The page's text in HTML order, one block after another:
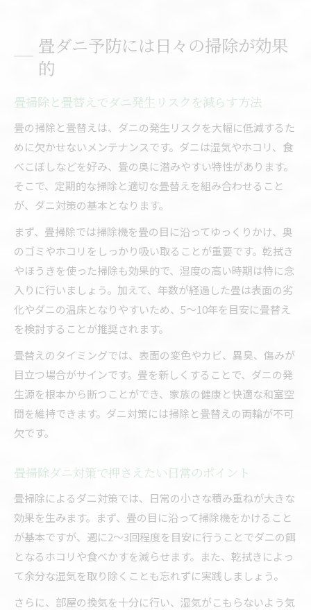
畳ダニ予防には日々の掃除が効果
的
畳掃除と畳替えでダニ発生リスクを減らす方法
畳の掃除と畳替えは、ダニの発生リスクを大幅に低減するた
めに欠かせないメンテナンスです。ダニは湿気やホコリ、食
べこぼしなどを好み、畳の奥に潜みやすい特性があります。
そこで、定期的な掃除と適切な畳替えを組み合わせること
が、ダニ対策の基本となります。
まず、畳掃除では掃除機を畳の目に沿ってゆっくりかけ、奥
のゴミやホコリをしっかり吸い取ることが重要です。乾拭き
やほうきを使った掃除も効果的で、湿度の高い時期は特に念
入りに行いましょう。加えて、年数が経過した畳は表面の劣
化やダニの温床となりやすいため、5～10年を目安に畳替え
を検討することが推奨されます。
畳替えのタイミングでは、表面の変色やカビ、異臭、傷みが
目立つ場合がサインです。畳を新しくすることで、ダニの発
生源を根本から断つことができ、家族の健康と快適な和室空
間を維持できます。ダニ対策には掃除と畳替えの両輪が不可
欠です。
畳掃除ダニ対策で押さえたい日常のポイント
畳掃除によるダニ対策では、日常の小さな積み重ねが大きな
効果を生みます。まず、畳の目に沿って掃除機をかけること
が基本ですが、週に2～3回程度を目安に行うことでダニの餌
となるホコリや食べかすを減らせます。また、乾拭きによっ
て余分な湿気を取り除くことも忘れずに実践しましょう。
さらに、部屋の換気を十分に行い、湿気がこもらないよう気